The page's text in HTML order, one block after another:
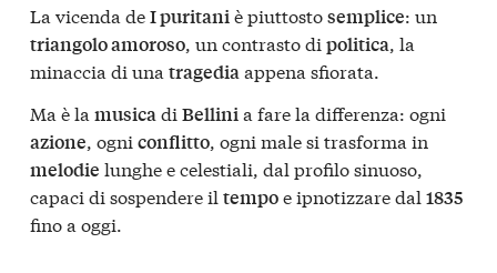
La vicenda deI puritaniè piuttostosemplice: un
triangolo amoroso, un contrasto di politica, la
minaccia di una tragediaappena sfiorata.
Ma è la musica di Bellini a fare la differenza: ogni
azione , ogni conflitto , ogni male si trasforma in
melodie lunghe e celestiali, dal profilo sinuoso,
capaci di sospendere il tempoe ipnotizzare dal 1835
fino a oggi.